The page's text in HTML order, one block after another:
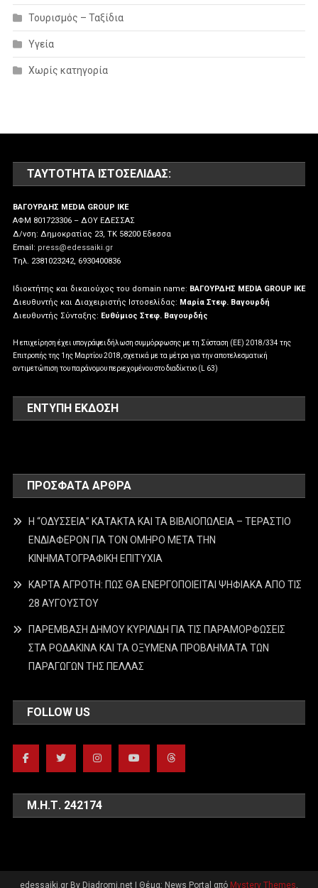
Τουρισμός – Ταξίδια
Υγεία
Χωρίς κατηγορία
ΤΑΥΤΌΤΗΤΑ ΙΣΤΟΣΕΛΊΔΑΣ:
ΒΑΓΟΥΡΔΗΣ MEDIA GROUP IKE
ΑΦΜ 801723306 – ΔΟΥ ΕΔΕΣΣΑΣ
Δ/νση: Δημοκρατίας 23, ΤΚ 58200 Εδεσσα
Email: press@edessaiki.gr
Tηλ. 2381023242, 6930400836
Ιδιοκτήτης και δικαιούχος του domain name: ΒΑΓΟΥΡΔΗΣ MEDIA GROUP IKE
Διευθυντής και Διαχειριστής Ιστοσελίδας: Μαρία Στεφ. Βαγουρδή
Διευθυντής Σύνταξης: Ευθύμιος Στεφ. Βαγουρδής
Η επιχείρηση έχει υπογράψει δήλωση συμμόρφωσης με τη Σύσταση (ΕΕ) 2018/334 της
Επιτροπής της 1ης Μαρτίου 2018, σχετικά με τα μέτρα για την αποτελεσματική
αντιμετώπιση του παράνομου περιεχομένου στο διαδίκτυο (L 63)
ΕΝΤΥΠΗ ΕΚΔΟΣΗ
ΠΡΌΣΦΑΤΑ ΆΡΘΡΑ
Η “ΟΔΥΣΣΕΙΑ” ΚΑΤΑΚΤΑ ΚΑΙ ΤΑ ΒΙΒΛΙΟΠΩΛΕΙΑ – ΤΕΡΑΣΤΙΟ
ΕΝΔΙΑΦΕΡΟΝ ΓΙΑ ΤΟΝ ΟΜΗΡΟ ΜΕΤΑ ΤΗΝ
ΚΙΝΗΜΑΤΟΓΡΑΦΙΚΗ ΕΠΙΤΥΧΙΑ
ΚΑΡΤΑ ΑΓΡΟΤΗ: ΠΩΣ ΘΑ ΕΝΕΡΓΟΠΟΙΕΙΤΑΙ ΨΗΦΙΑΚΑ ΑΠΟ ΤΙΣ
28 ΑΥΓΟΥΣΤΟΥ
ΠΑΡΕΜΒΑΣΗ ΔΗΜΟΥ ΚΥΡΙΛΙΔΗ ΓΙΑ ΤΙΣ ΠΑΡΑΜΟΡΦΩΣΕΙΣ
ΣΤΑ ΡΟΔΑΚΙΝΑ ΚΑΙ ΤΑ ΟΞΥΜΕΝΑ ΠΡΟΒΛΗΜΑΤΑ ΤΩΝ
ΠΑΡΑΓΩΓΩΝ ΤΗΣ ΠΕΛΛΑΣ
FOLLOW US
Μ.Η.Τ. 242174
edessaiki.gr By Diadromi.net Θέμα: News Portal από Mystery Themes.